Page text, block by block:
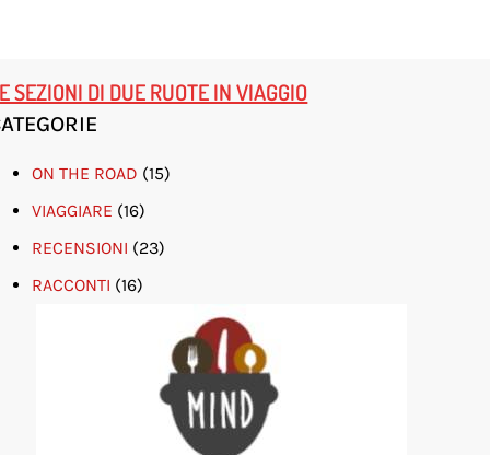
SEZIONI DI DUE RUOTE IN VIAGGIO
ON THE ROAD (15)
VIAGGIARE (16)
RECENSIONI (23)
RACCONTI (16)